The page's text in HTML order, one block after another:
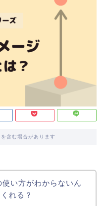
含む場合があります
い方がわからないん
れる？